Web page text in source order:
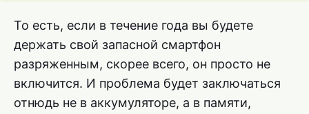
То есть, если в течение года вы будете
держать свой запасной смартфон
разряженным, скорее всего, он просто не
включится. И проблема будет заключаться
отнюдь не в аккумуляторе, а в памяти,